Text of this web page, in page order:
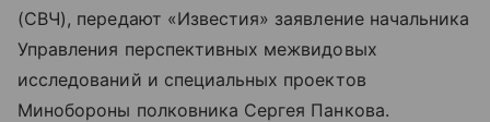
(СВЧ), передают «Известия» заявление начальника
Управления перспективных межвидовых
исследований и специальных проектов
Минобороны полковника Сергея Панкова.